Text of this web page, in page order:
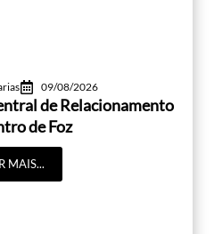
09/08/2026
de Relacionamento
de Foz
MAIS...